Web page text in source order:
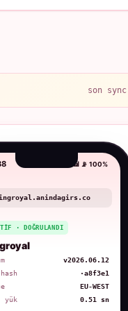
son sync
📶 📡 100%
· DOĞRULANDI
v2026.06.12
·a8f3e1
EU-WEST
yük
0.51 sn